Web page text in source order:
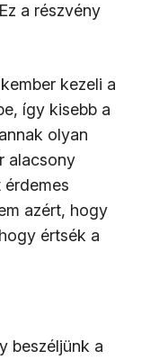
a részvény
kezeli a
így kisebb a
olyan
alacsony
azért, hogy
értsék a
beszéljünk a